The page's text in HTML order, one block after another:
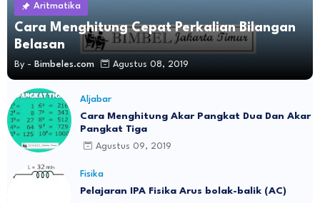
Aritmatika
Cara Menghitung Cepat Perkalian Bilangan
Belasan
By - Bimbeles.com Agustus 08, 2019
Aljabar
Cara Menghitung Akar Pangkat Dua Dan Akar
Pangkat Tiga
Agustus 09, 2019
Fisika
Pelajaran IPA Fisika Arus bolak-balik (AC)